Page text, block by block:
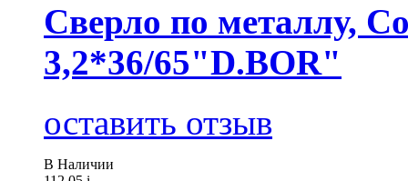
Сверло по металлу,
3,2*36/65"D.BOR"
оставить отзыв
В Наличии